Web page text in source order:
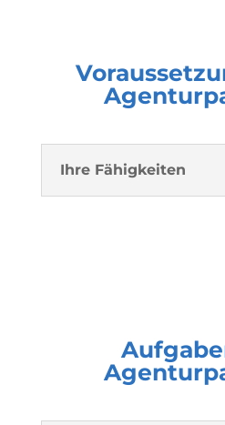
Ihre Fähigkeiten